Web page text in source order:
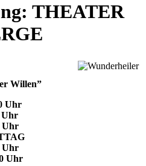
THEATER
Willen”
Uhr
Uhr
Uhr
Uhr
Uhr